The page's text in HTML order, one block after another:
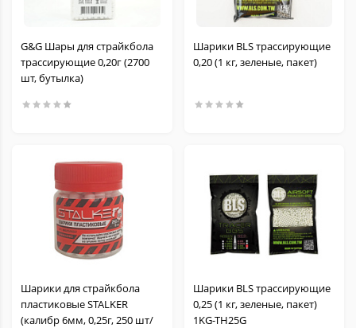
G&G Шары для страйкбола
трассирующие 0,20г (2700
шт, бутылка)
Шарики BLS трассирующие
0,20 (1 кг, зеленые, пакет)
Шарики для страйкбола
пластиковые STALKER
(калибр 6мм, 0,25г, 250 шт/
Шарики BLS трассирующие
0,25 (1 кг, зеленые, пакет)
1KG-TH25G